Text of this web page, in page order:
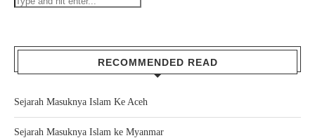
RECOMMENDED READ
Sejarah Masuknya Islam Ke Aceh
Sejarah Masuknya Islam ke Myanmar